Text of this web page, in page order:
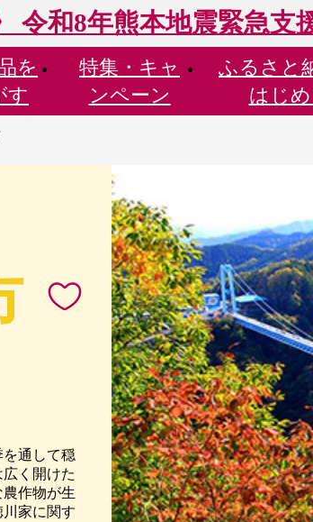
令和8年熊本地震緊急支
を
す
特集・ キャ
ンペーン
ふるさと
はじ
通して穏
く開けた
作物が生
家に関す